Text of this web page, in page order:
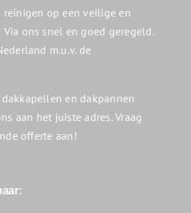
op een veilige en
ons snel en goed geregeld.
m.u.v. de
en dakpannen
aan het juiste adres. Vraag
offerte aan!